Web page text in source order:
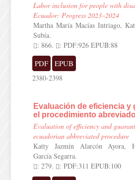
Labor inclusion for people with
Ecuador: Progress 2023–2024
Martha María Macías Intriago,
Subía.
: 866.
: PDF:926 EPUB:88
PDF EPUB
2380-2398
Evaluación de eficiencia y
el procedimiento
Evaluation of efficiency and
ecuadorian abbreviated procedure
Katty Jazmín Alarcón Ayora,
García Segarra.
: 279.
: PDF:311 EPUB:100